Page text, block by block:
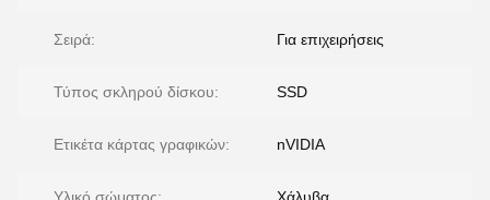
Σειρά: Για επιχειρήσεις
Τύπος σκληρού δίσκου: SSD
Ετικέτα κάρτας γραφικών: nVIDIA